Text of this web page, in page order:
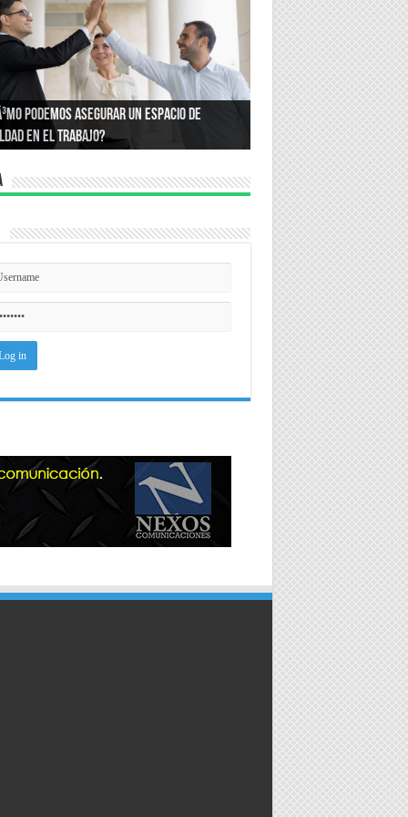
podemos asegurar un espacio de
en el trabajo?
quÃ© compramos lo que compramos?:
la psicologÃ­a que define nuestros